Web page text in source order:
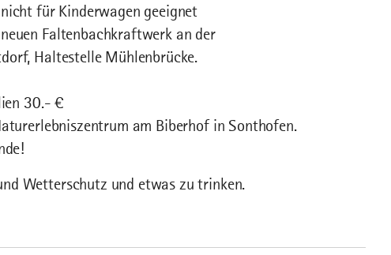
für Kinderwagen geeignet
Faltenbachkraftwerk an der
Haltestelle Mühlenbrücke.
30.- €
am Biberhof in Sonthofen.
Wetterschutz und etwas zu trinken.